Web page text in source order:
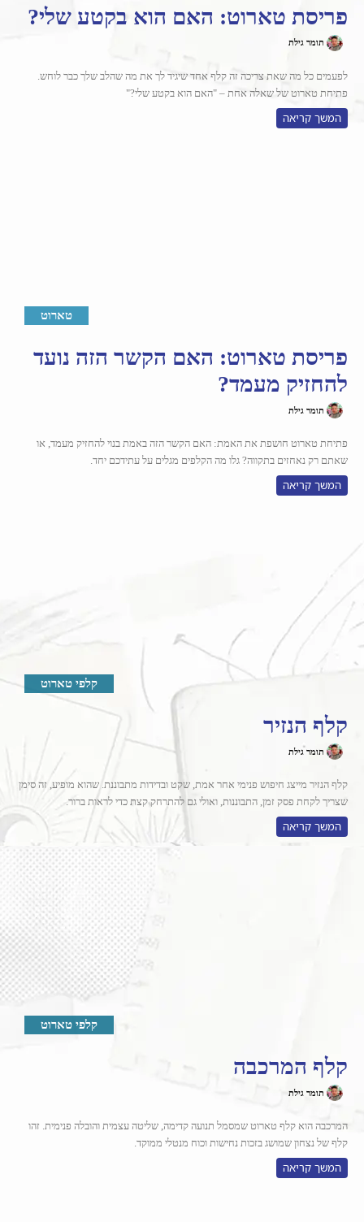
פריסת טארוט: האם הוא בקטע שלי?
תומר גילת
לפעמים כל מה שאת צריכה זה קלף אחד שיגיד לך את מה שהלב שלך כבר לוחש.
פתיחת טארוט של שאלה אחת – "האם הוא בקטע שלי?"
המשך קריאה
טארוט
פריסת טארוט: האם הקשר הזה נועד
להחזיק מעמד?
תומר גילת
פתיחת טארוט חושפת את האמת: האם הקשר הזה באמת בנוי להחזיק מעמד, או
שאתם רק נאחזים בתקווה? גלו מה הקלפים מגלים על עתידכם יחד.
המשך קריאה
קלפי טארוט
קלף הנזיר
תומר גילת
קלף הנזיר מייצג חיפוש פנימי אחר אמת, שקט ובדידות מתבוננת. שהוא מופיע, זה סימן
שצריך לקחת פסק זמן, התבוננות, ואולי גם להתרחק קצת כדי לראות ברור.
המשך קריאה
קלפי טארוט
קלף המרכבה
תומר גילת
המרכבה הוא קלף טארוט שמסמל תנועה קדימה, שליטה עצמית והובלה פנימית. זהו
קלף של נצחון שמושג בזכות נחישות וכוח מנטלי ממוקד.
המשך קריאה